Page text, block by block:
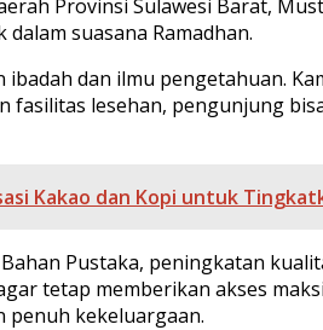
Provinsi Sulawesi Barat,
suasana Ramadhan.
dan ilmu pengetahuan.
fasilitas lesehan, pengunjung
Kakao dan Kopi untuk
Pustaka, peningkatan
tetap memberikan akses
penuh kekeluargaan.